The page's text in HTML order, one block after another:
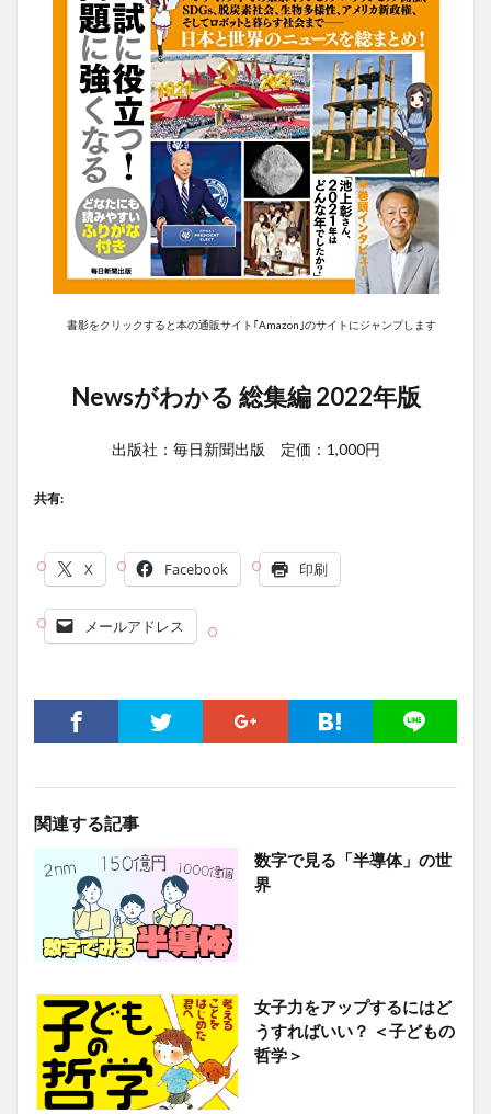
書影をクリックすると本の通販サイト｢Amazon｣のサイトにジャンプします
Newsがわかる 総集編 2022年版
出版社：毎日新聞出版 定価：1,000円
共有:
X Facebook 印刷
メールアドレス
関連する記事
数字で見る「半導体」の世
界
女子力をアップするにはど
うすればいい？ ＜子どもの
哲学＞